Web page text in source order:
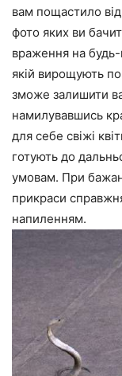
вам пощастило
фото яких ви
враження на будь-
якій вирощують
зможе залишити
намилувавшись
для себе свіжі
готують до
умовам. При
прикраси
напиленням.